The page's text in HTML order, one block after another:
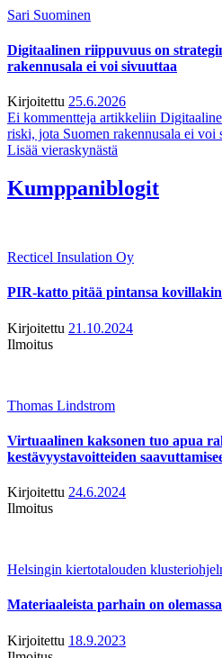
Sari Suominen
Digitaalinen riippuvuus on
rakennusala ei voi sivuuttaa
Kirjoitettu 25.6.2026
Ei kommentteja artikkeliin
riski, jota Suomen rakennusala ei voi
Lisää vieraskynästä
Kumppaniblogit
Recticel Insulation Oy
PIR-katto pitää pintansa
Kirjoitettu 21.10.2024
Ilmoitus
Thomas Lindstrom
Virtuaalinen kaksonen tuo apua
kestävyystavoitteiden
Kirjoitettu 24.6.2024
Ilmoitus
Helsingin kiertotalouden
Materiaaleista parhain on
Kirjoitettu 18.9.2023